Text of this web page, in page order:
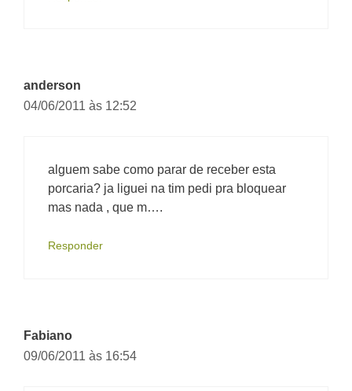
anderson
04/06/2011 às 12:52
alguem sabe como parar de receber esta
porcaria? ja liguei na tim pedi pra bloquear
mas nada , que m….
Responder
Fabiano
09/06/2011 às 16:54